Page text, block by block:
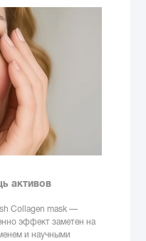
активов
Collagen mask —
эффект заметен на
и научными